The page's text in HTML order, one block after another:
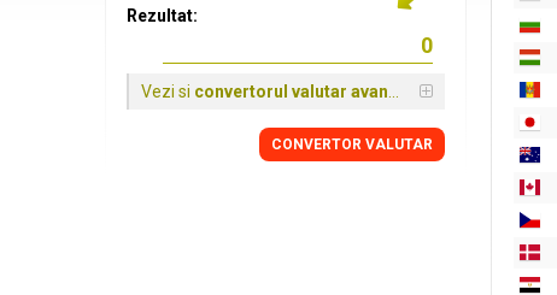
Rezultat:
Vezi si convertorul valutar avansat
CONVERTOR VALUTAR